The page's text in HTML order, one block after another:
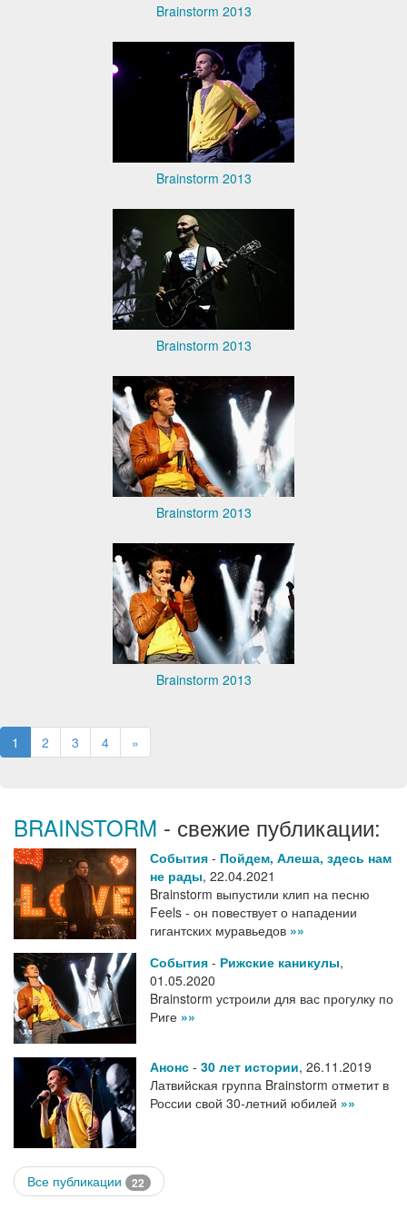
Brainstorm 2013
Brainstorm 2013
Brainstorm 2013
Brainstorm 2013
Brainstorm 2013
1 2 3 4 »
BRAINSTORM - свежие публикации:
События - Пойдем, Алеша, здесь нам
не рады, 22.04.2021
Brainstorm выпустили клип на песню
Feels - он повествует о нападении
гигантских муравьедов »»
События - Рижские каникулы,
01.05.2020
Brainstorm устроили для вас прогулку по
Риге »»
Анонс - 30 лет истории, 26.11.2019
Латвийская группа Brainstorm отметит в
России свой 30-летний юбилей »»
Все публикации 22